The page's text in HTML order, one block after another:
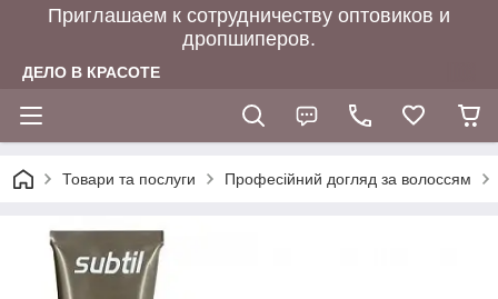
Приглашаем к сотрудничеству оптовиков и
дропшиперов.
ДЕЛО В КРАСОТЕ
Товари та послуги Професійний догляд за волоссям